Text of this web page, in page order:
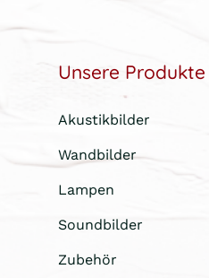
Unsere Produkte
Akustikbilder
Wandbilder
Lampen
Soundbilder
Zubehör